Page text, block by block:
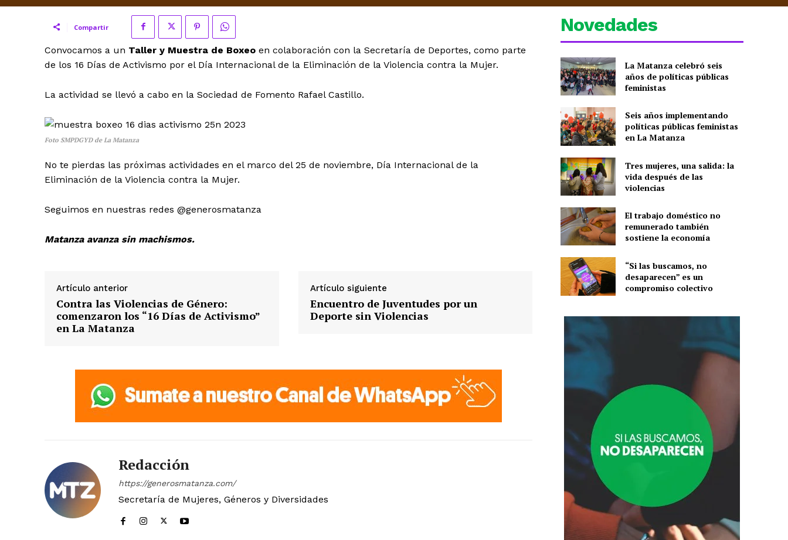
Compartir
Convocamos a un Taller y Muestra de Boxeo en colaboración con la Secretaría de Deportes, como parte
de los 16 Días de Activismo por el Día Internacional de la Eliminación de la Violencia contra la Mujer.
La actividad se llevó a cabo en la Sociedad de Fomento Rafael Castillo.
Foto SMPDGYD de La Matanza
No te pierdas las próximas actividades en el marco del 25 de noviembre, Día Internacional de la
Eliminación de la Violencia contra la Mujer.
Seguimos en nuestras redes @generosmatanza
Matanza avanza sin machismos.
Artículo anterior
Contra las Violencias de Género:
comenzaron los “16 Días de Activismo”
en La Matanza
Artículo siguiente
Encuentro de Juventudes por un
Deporte sin Violencias
Redacción
https://generosmatanza.com/
Secretaría de Mujeres, Géneros y Diversidades
Novedades
La Matanza celebró seis
años de políticas públicas
feministas
Seis años implementando
políticas públicas feministas
en La Matanza
Tres mujeres, una salida: la
vida después de las
violencias
El trabajo doméstico no
remunerado también
sostiene la economía
“Si las buscamos, no
desaparecen” es un
compromiso colectivo